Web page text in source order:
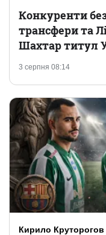
3 серпня 08:14
Конкуренти
трансфери та
Шахтар титул
Кирило Круторогов